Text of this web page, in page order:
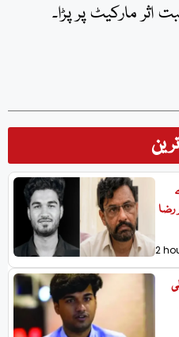
رضا
2
مارکیٹ پر پڑا۔